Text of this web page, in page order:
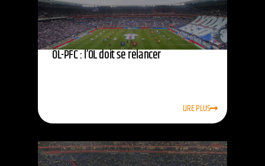
OL-PFC : l’OL doit se relancer
LIRE PLUS